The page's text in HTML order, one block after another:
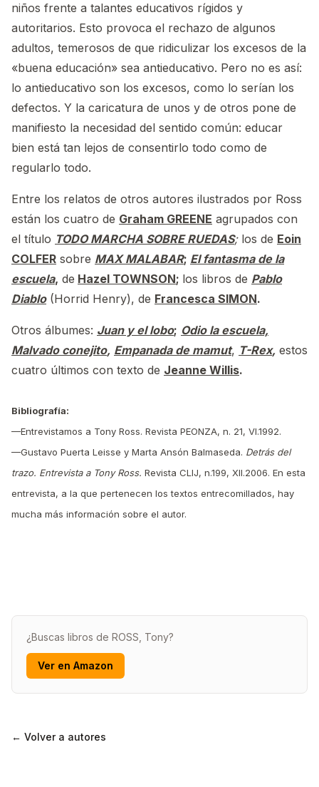
niños frente a talantes educativos rígidos y
autoritarios. Esto provoca el rechazo de algunos
adultos, temerosos de que ridiculizar los excesos de la
«buena educación» sea antieducativo. Pero no es así:
lo antieducativo son los excesos, como lo serían los
defectos. Y la caricatura de unos y de otros pone de
manifiesto la necesidad del sentido común: educar
bien está tan lejos de consentirlo todo como de
regularlo todo.
Entre los relatos de otros autores ilustrados por Ross
están los cuatro de Graham GREENE agrupados con
el título TODO MARCHA SOBRE RUEDAS;los de Eoin
COLFER sobre MAX MALABAR; El fantasma de la
escuela, de Hazel TOWNSON; los libros de Pablo
Diablo(Horrid Henry), de Francesca SIMON.
Otros álbumes: Juan y el lobo; Odio la escuela,
Malvado conejito, Empanada de mamut, T-Rex, estos
cuatro últimos con texto de Jeanne Willis.
Bibliografía:
—Entrevistamos a Tony Ross. Revista PEONZA, n. 21, VI.1992.
—Gustavo Puerta Leisse y Marta Ansón Balmaseda. Detrás del
trazo. Entrevista a Tony Ross. Revista CLIJ, n.199, XII.2006. En esta
entrevista, a la que pertenecen los textos entrecomillados, hay
mucha más información sobre el autor.
¿Buscas libros de ROSS, Tony?
Ver en Amazon
← Volver a autores